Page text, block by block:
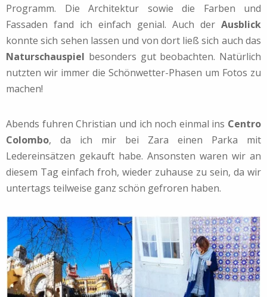
Programm. Die Architektur sowie die Farben und
Fassaden fand ich einfach genial. Auch der Ausblick
konnte sich sehen lassen und von dort ließ sich auch das
Naturschauspiel besonders gut beobachten. Natürlich
nutzten wir immer die Schönwetter-Phasen um Fotos zu
machen!
Abends fuhren Christian und ich noch einmal ins Centro
Colombo, da ich mir bei Zara einen Parka mit
Ledereinsätzen gekauft habe. Ansonsten waren wir an
diesem Tag einfach froh, wieder zuhause zu sein, da wir
untertags teilweise ganz schön gefroren haben.